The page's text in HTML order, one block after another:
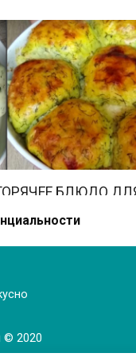
БЛЮДО
ВКУСНО И
© 2020